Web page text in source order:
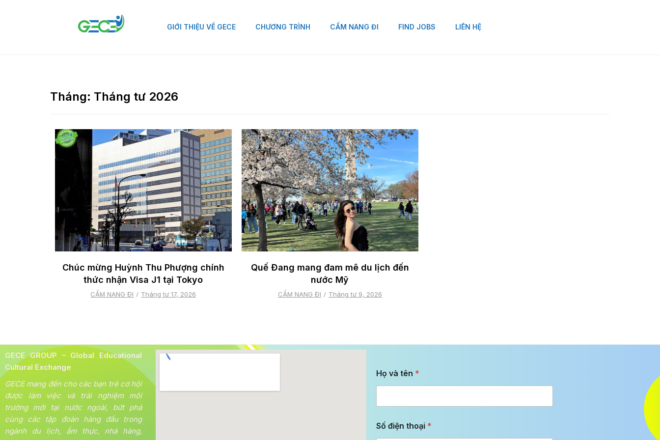
GIỚI THIỆU VỀ GECE CHƯƠNG TRÌNH CẨM NANG ĐI FIND JOBS LIÊN HỆ
Tháng: Tháng tư 2026
Chúc mừng Huỳnh Thu Phượng chính
thức nhận Visa J1 tại Tokyo
CẨM NANG ĐI Tháng tư 17, 2026
Quế Đang mang đam mê du lịch đến
nước Mỹ
CẨM NANG ĐI Tháng tư 9, 2026
GECE GROUP – Global Educational
Cultural Exchange
GECE mang đến cho các bạn trẻ cơ hội
được làm việc và trải nghiệm môi
trường mới tại nước ngoài, bứt phá
cùng các tập đoàn hàng đầu trong
ngành du lịch, ẩm thực, nhà hàng,
Họ và tên *
Số điện thoại *